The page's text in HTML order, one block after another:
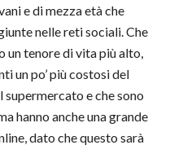
e di mezza età che
nelle reti sociali. Che
tenore di vita più alto,
un po’ più costosi del
e che sono
hanno anche una grande
dato che questo sarà